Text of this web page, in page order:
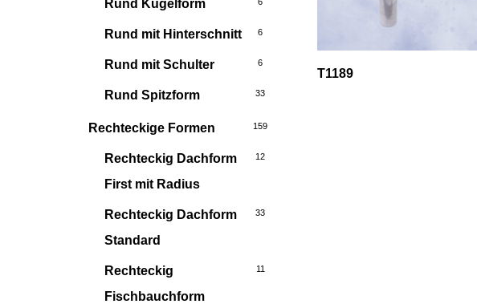
Rund Kugelform
Rund mit Hinterschnitt 6
Rund mit Schulter 6
Rund Spitzform 33
Rechteckige Formen 159
Rechteckig Dachform
First mit Radius
12
Rechteckig Dachform
Standard
33
Rechteckig
Fischbauchform
11
T1189